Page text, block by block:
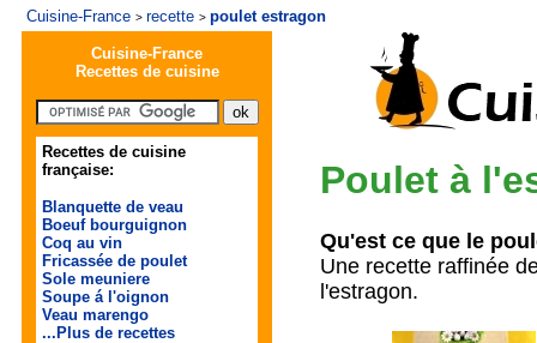
Cuisine-France > recette > poulet estragon
Cuisine-France
Recettes de cuisine
Recettes de cuisine
française:
Blanquette de veau
Boeuf bourguignon
Coq au vin
Fricassée de poulet
Sole meuniere
Soupe á l'oignon
Veau marengo
...Plus de recettes
Poulet à
Qu'est ce que le
Une recette raffinée
l'estragon.